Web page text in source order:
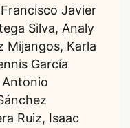
Javier
Silva, Analy
Mijangos, Karla
García
Antonio
Ruiz, Isaac